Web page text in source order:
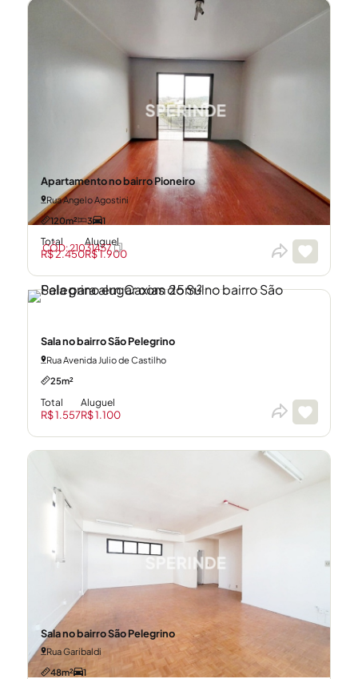
Apartamento no bairro Pioneiro
Rua Angelo Agostini
120m²
3 1
Total
R$ 2.450
Aluguel
R$ 1.900
CÓD: 21031457
Sala no bairro São Pelegrino
Rua Avenida Julio de Castilho
25m²
Total
R$ 1.557
Aluguel
R$ 1.100
CÓD: 21031463
Sala no bairro São Pelegrino
Rua Garibaldi
48m²
1